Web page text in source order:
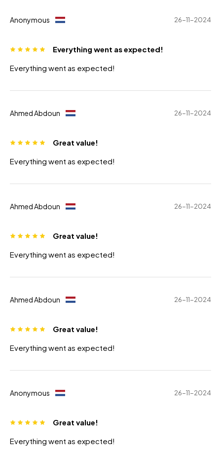
Anonymous 26-11-2024
Everything went as expected!
Everything went as expected!
Ahmed Abdoun 26-11-2024
Great value!
Everything went as expected!
Ahmed Abdoun 26-11-2024
Great value!
Everything went as expected!
Ahmed Abdoun 26-11-2024
Great value!
Everything went as expected!
Anonymous 26-11-2024
Great value!
Everything went as expected!